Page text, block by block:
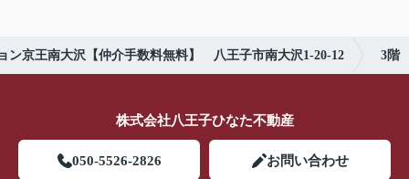
ン京王南大沢【仲介手数料無料】 八王子市南大沢1-20-12 3階
株式会社八王子ひなた不動産
050-5526-2826 お問い合わせ